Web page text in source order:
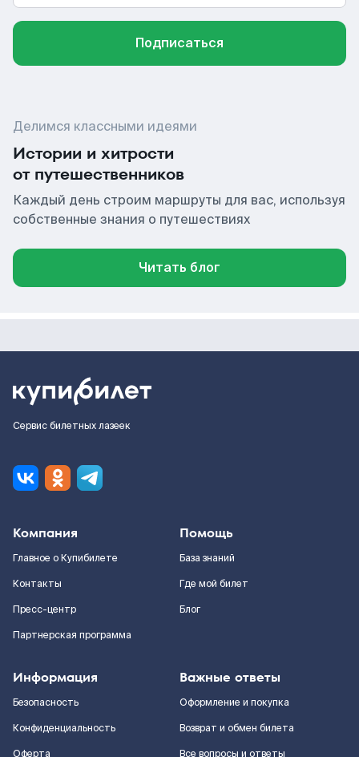
Подписаться
Делимся классными идеями
Истории и хитрости
от путешественников
Каждый день строим маршруты для вас, используя
собственные знания о путешествиях
Читать блог
Сервис билетных лазеек
Компания
Главное о Купибилете
Контакты
Пресс-центр
Партнерская программа
Помощь
База знаний
Где мой билет
Блог
Информация
Безопасность
Конфиденциальность
Оферта
Важные ответы
Оформление и покупка
Возврат и обмен билета
Все вопросы и ответы